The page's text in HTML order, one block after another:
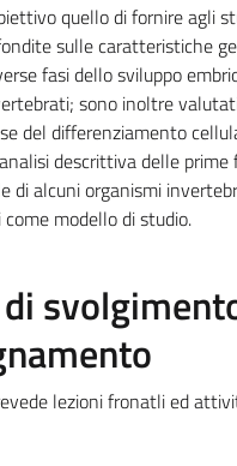
quello di fornire agli
sulle caratteristiche
fasi dello sviluppo
sono inoltre
del differenziamento
descrittiva delle prime
di alcuni organismi
modello di studio.
lezioni fronatli ed